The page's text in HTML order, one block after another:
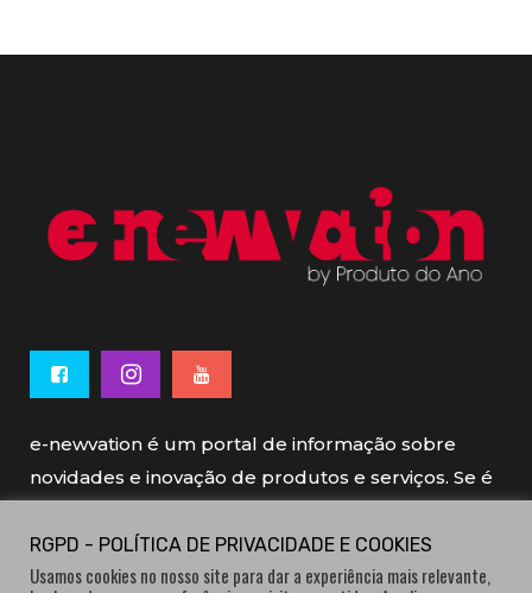
e-newvation é um portal de informação sobre
novidades e inovação de produtos e serviços. Se é
e-newvation tem o patrocínio do “Produto do
RGPD - POLÍTICA DE PRIVACIDADE E COOKIES
Usamos cookies no nosso site para dar a experiência mais relevante,